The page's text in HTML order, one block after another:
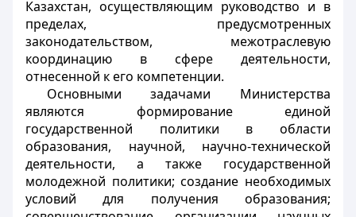
Казахстан, осуществляющим руководство и в
пределах, предусмотренных
законодательством, межотраслевую
координацию в сфере деятельности,
отнесенной к его компетенции.
Основными задачами Министерства
являются формирование единой
государственной политики в области
образования, научной, научно-технической
деятельности, а также государственной
молодежной политики; создание необходимых
условий для получения образования;